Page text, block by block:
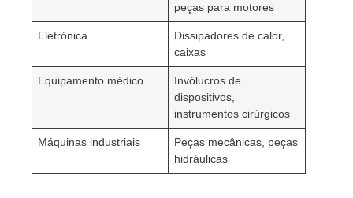
peças para motores
Eletrónica
Dissipadores de calor,
caixas
Equipamento médico
Invólucros de
dispositivos,
instrumentos cirúrgicos
Máquinas industriais
Peças mecânicas, peças
hidráulicas